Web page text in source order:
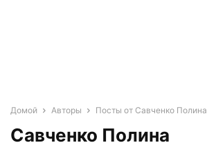
Домой Авторы Посты от Савченко Полина
Савченко Полина